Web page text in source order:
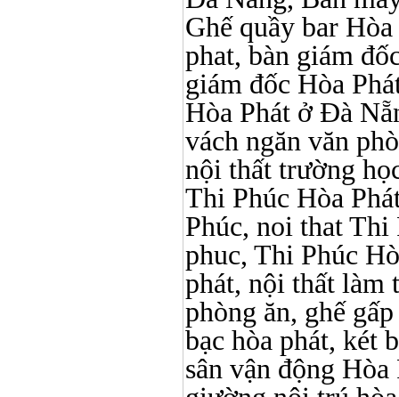
Ghế quầy bar
phat, bàn giám
giám đốc Hòa
Hòa Phát ở Đà
vách ngăn văn
nội thất trường
Thi Phúc Hòa
Phúc, noi that
phuc, Thi Phúc
phát, nội thất làm
phòng ăn, ghế
bạc hòa phát, két
sân vận động